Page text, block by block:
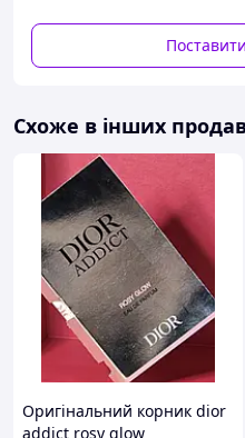
Схоже в інших
Оригінальний корник dior
addict rosy glow